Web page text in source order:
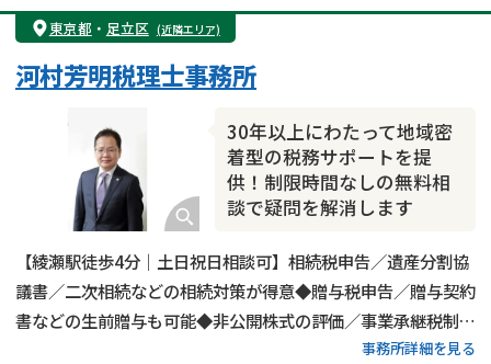
遺産分割
遺留分侵害額請求
相続税申告
相続手続き
銀行手続き
成年後見・任意後見
贈与税
相続財産調査
相続トラブル
東京都 ・ 足立区 (近隣エリア)
30年以上にわたって地域密
着型の税務サポートを提
供！制限時間なしの無料相
談で疑問を解消します
河村芳明税理士事務所
【綾瀬駅徒歩4分｜土日祝日相談可】相続税申告／遺産分割協
議書／二次相続などの相続対策が得意◆贈与税申告／贈与契約
書などの生前贈与も可能◆非公開株式の評価／事業承継税制の
対応も実施◆20年以上の経験がある代表税理士が相続税申
事務所詳細を見る